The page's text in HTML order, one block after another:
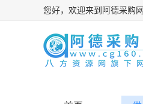
您好，欢迎来到阿德采购网